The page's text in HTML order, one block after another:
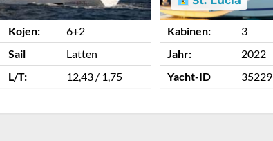
Kojen:
6+2
Sail
Latten
L/T: 12,43 / 1,75
Kabinen: 3
Jahr:
2022
Yacht-ID
35229